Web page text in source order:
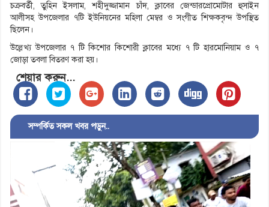
চক্রবর্তী, তুহিন ইসলাম, শহীদুজ্জামান চাঁদ, ক্লাবের জেন্ডারপ্রোমোটার হুসাইন
আলীসহ উপজেলার ৭টি ইউনিয়নের মহিলা মেম্বর ও সংগীত শিক্ষকবৃন্দ উপস্থিত
ছিলেন।
উল্লেখ্য উপজেলার ৭ টি কিশোর কিশোরী ক্লাবের মধ্যে ৭ টি হারমোনিয়াম ও ৭
জোড়া তবলা বিতরণ করা হয়।
শেয়ার করুন...
সম্পর্কিত সকল খবর পড়ুন..